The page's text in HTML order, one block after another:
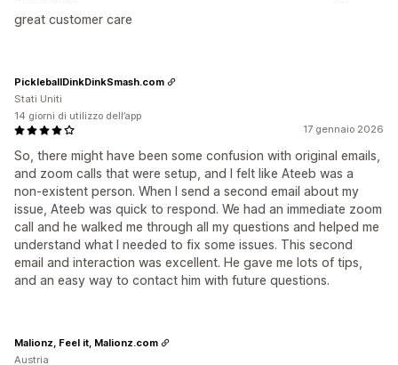
great customer care
17 gennaio 2026
So, there might have been some confusion with original emails,
and zoom calls that were setup, and I felt like Ateeb was a
non-existent person. When I send a second email about my
issue, Ateeb was quick to respond. We had an immediate zoom
call and he walked me through all my questions and helped me
understand what I needed to fix some issues. This second
email and interaction was excellent. He gave me lots of tips,
and an easy way to contact him with future questions.
PickleballDinkDinkSmash.com
Stati Uniti
14 giorni di utilizzo dell’app
Malionz, Feel it, Malionz.com
Austria